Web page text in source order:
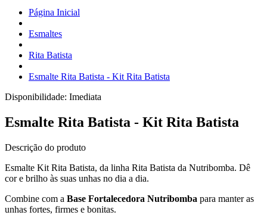
Página Inicial
Esmaltes
Rita Batista
Esmalte Rita Batista - Kit Rita Batista
Disponibilidade: Imediata
Esmalte Rita Batista - Kit Rita Batista
Descrição do produto
Esmalte Kit Rita Batista, da linha Rita Batista da Nutribomba. Dê
cor e brilho às suas unhas no dia a dia.
Combine com a Base Fortalecedora Nutribomba para manter as
unhas fortes, firmes e bonitas.